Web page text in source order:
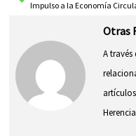
Otras
A